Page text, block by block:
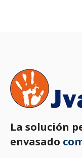
La solución
envasado